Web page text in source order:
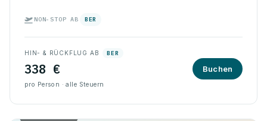
NON-STOP AB BER
HIN- & RÜCKFLUG AB BER
338 €
pro Person · alle Steuern
Buchen